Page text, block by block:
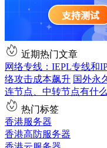
近期热门文章
网络专线：IEPL专线和
络攻击成本飙升 国外永
连节点、中转节点有什
热门标签
香港服务器
香港高防服务器